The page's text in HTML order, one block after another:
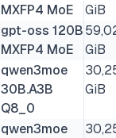
MXFP4 MoE
GiB
gpt-oss 120B
MXFP4 MoE
GiB
qwen3moe
30B.A3B
Q8_0
GiB
qwen3moe